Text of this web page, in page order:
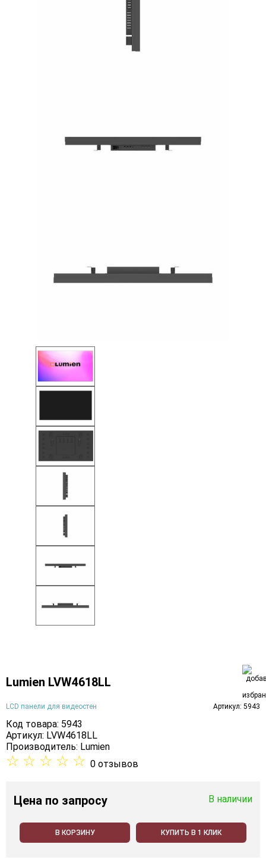
Lumien LVW4618LL
LCD панели для видеостен Артикул: 5943
Код товара: 5943
Артикул: LVW4618LL
Производитель: Lumien
☆ ☆ ☆ ☆ ☆ 0 отзывов
Цена по запросу В наличии
В КОРЗИНУ КУПИТЬ В 1 КЛИК